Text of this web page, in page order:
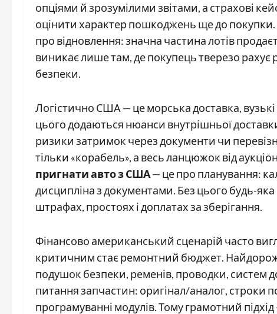
опціями й зрозумілими звітами, а страхові
оцінити характер пошкоджень ще до покупки.
про відновлення: значна частина лотів
виникає лише там, де покупець тверезо рахує
безпеки.
Логістично США — це морська доставка,
цього додаються нюанси внутрішньої
ризики затримок через документи чи
тільки «корабель», а весь ланцюжок від
пригнати авто з США— це про планування:
дисципліна з документами. Без цього будь-
штрафах, простоях і доплатах за зберігання.
Фінансово американський сценарій часто
критичним стає ремонтний бюджет.
подушок безпеки, ременів, проводки, систем
питання запчастин: оригінал/аналог, строки
програмуванні модулів. Тому грамотний